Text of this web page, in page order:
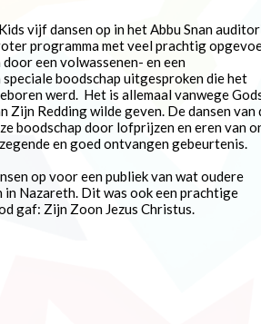
vijf dansen op in het Abbu Snan
programma met veel prachtig
een volwassenen- en een
boodschap uitgesproken die het
werd. Het is allemaal vanwege
Zijn Redding wilde geven. De dansen van
boodschap door lofprijzen en eren van
en goed ontvangen gebeurtenis.
op voor een publiek van wat oudere
Nazareth. Dit was ook een prachtige
gaf: Zijn Zoon Jezus Christus.